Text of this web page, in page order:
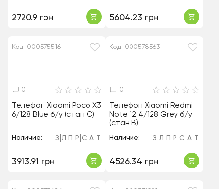
2720.9 грн 5604.23 грн
Код: 000575516
0
Телефон Xiaomi Poco X3
6/128 Blue б/у (стан C)
Наличие: З Л Р С А
3913.91 грн
Код: 000578563
0
Телефон Xiaomi Redmi
Note 12 4/128 Grey б/у
(стан B)
Наличие: З Л Р С А
4526.34 грн